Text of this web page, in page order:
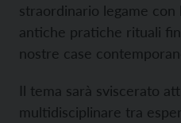
straordinario legame con
antiche pratiche rituali
nostre case
Il tema sarà sviscerato
multidisciplinare tra